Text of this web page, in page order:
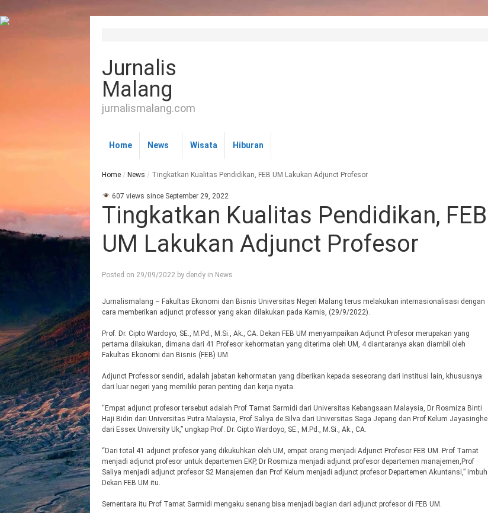
Jurnalis
Malang
jurnalismalang.com
Home News Wisata Hiburan
Home / News / Tingkatkan Kualitas Pendidikan, FEB UM Lakukan Adjunct Profesor
607 views since September 29, 2022
Tingkatkan Kualitas Pendidikan, FEB
UM Lakukan Adjunct Profesor
Posted on 29/09/2022 by dendy in News
Jurnalismalang – Fakultas Ekonomi dan Bisnis Universitas Negeri Malang terus melakukan internasionalisasi dengan
cara memberikan adjunct professor yang akan dilakukan pada Kamis, (29/9/2022).
Prof. Dr. Cipto Wardoyo, SE., M.Pd., M.Si., Ak., CA. Dekan FEB UM menyampaikan Adjunct Profesor merupakan yang
pertama dilakukan, dimana dari 41 Profesor kehormatan yang diterima oleh UM, 4 diantaranya akan diambil oleh
Fakultas Ekonomi dan Bisnis (FEB) UM.
Adjunct Professor sendiri, adalah jabatan kehormatan yang diberikan kepada seseorang dari institusi lain, khususnya
dari luar negeri yang memiliki peran penting dan kerja nyata.
“Empat adjunct profesor tersebut adalah Prof Tamat Sarmidi dari Universitas Kebangsaan Malaysia, Dr Rosmiza Binti
Haji Bidin dari Universitas Putra Malaysia, Prof Saliya de Silva dari Universitas Saga Jepang dan Prof Kelum Jayasinghe
dari Essex University Uk,” ungkap Prof. Dr. Cipto Wardoyo, SE., M.Pd., M.Si., Ak., CA.
“Dari total 41 adjunct profesor yang dikukuhkan oleh UM, empat orang menjadi Adjunct Profesor FEB UM. Prof Tamat
menjadi adjunct profesor untuk departemen EKP, Dr Rosmiza menjadi adjunct profesor departemen manajemen,Prof
Saliya menjadi adjunct profesor S2 Manajemen dan Prof Kelum menjadi adjunct profesor Departemen Akuntansi,” imbuh
Dekan FEB UM itu.
Sementara itu Prof Tamat Sarmidi mengaku senang bisa menjadi bagian dari adjunct profesor di FEB UM.